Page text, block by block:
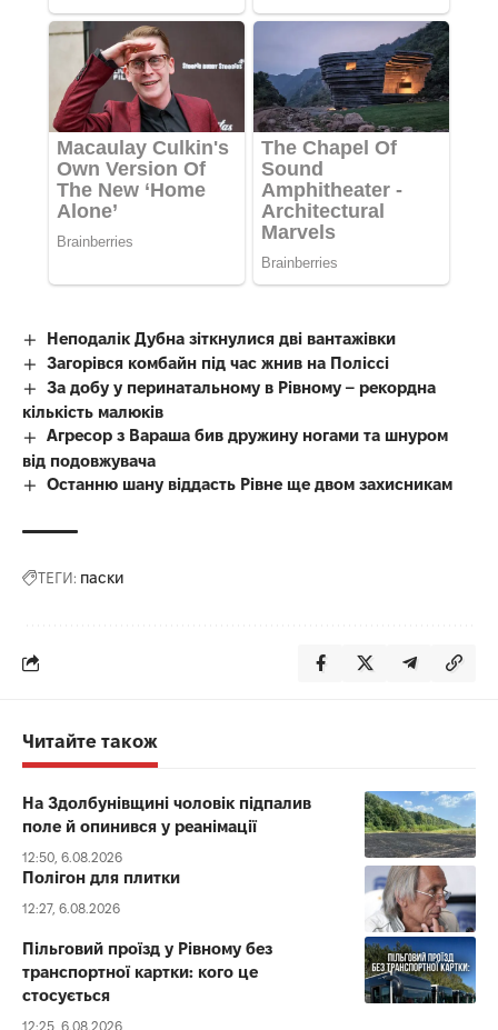
Неподалік Дубна зіткнулися дві вантажівки
Загорівся комбайн під час жнив на Поліссі
За добу у перинатальному в Рівному – рекордна
кількість малюків
Агресор з Вараша бив дружину ногами та шнуром
від подовжувача
Останню шану віддасть Рівне ще двом захисникам
ТЕГИ: паски
Читайте також
На Здолбунівщині чоловік підпалив
поле й опинився у реанімації
12:50, 6.08.2026
Полігон для плитки
12:27, 6.08.2026
Пільговий проїзд у Рівному без
транспортної картки: кого це
стосується
12:25, 6.08.2026